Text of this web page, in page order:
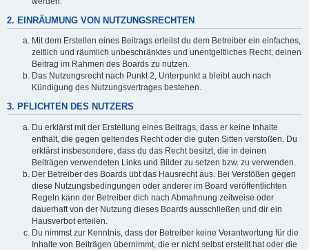
2. EINRÄUMUNG VON NUTZUNGSRECHTEN
Mit dem Erstellen eines Beitrags erteilst du dem Betreiber ein einfaches,
zeitlich und räumlich unbeschränktes und unentgeltliches Recht, deinen
Beitrag im Rahmen des Boards zu nutzen.
Das Nutzungsrecht nach Punkt 2, Unterpunkt a bleibt auch nach
Kündigung des Nutzungsvertrages bestehen.
3. PFLICHTEN DES NUTZERS
Du erklärst mit der Erstellung eines Beitrags, dass er keine Inhalte
enthält, die gegen geltendes Recht oder die guten Sitten verstoßen. Du
erklärst insbesondere, dass du das Recht besitzt, die in deinen
Beiträgen verwendeten Links und Bilder zu setzen bzw. zu verwenden.
Der Betreiber des Boards übt das Hausrecht aus. Bei Verstößen gegen
diese Nutzungsbedingungen oder anderer im Board veröffentlichten
Regeln kann der Betreiber dich nach Abmahnung zeitweise oder
dauerhaft von der Nutzung dieses Boards ausschließen und dir ein
Hausverbot erteilen.
Du nimmst zur Kenntnis, dass der Betreiber keine Verantwortung für die
Inhalte von Beiträgen übernimmt, die er nicht selbst erstellt hat oder die